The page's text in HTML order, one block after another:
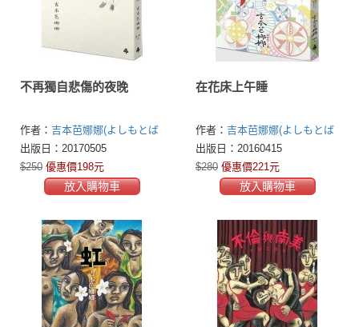
不再獨自悲傷的夜晚
作者： 吉本芭娜娜(よしもとば
なな)
出版日：20170505
$250 優惠價198元
放入購物車
在花床上午睡
作者： 吉本芭娜娜(よしもとば
なな)
出版日：20160415
$280 優惠價221元
放入購物車